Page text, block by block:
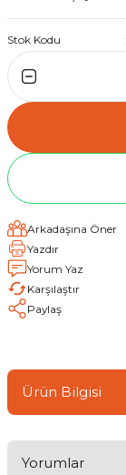
Stok Kodu
Arkadaşına Öner
Yazdır
Yorum Yaz
Karşılaştır
Paylaş
Ürün Bilgisi
Yorumlar